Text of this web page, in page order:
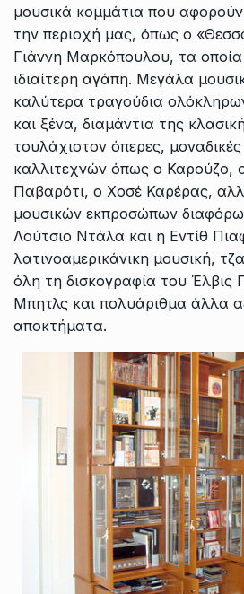
μουσικά κομμάτια που
την περιοχή μας, όπως ο
Γιάννη Μαρκόπουλου, τα οποία
ιδιαίτερη αγάπη. Μεγάλα
καλύτερα τραγούδια
και ξένα, διαμάντια της
τουλάχιστον όπερες, μοναδικές
καλλιτεχνών όπως ο Καρούζο,
Παβαρότι, ο Χοσέ Καρέρας,
μουσικών εκπροσώπων
Λούτσιο Ντάλα και η Εντίθ
λατινοαμερικάνικη μουσική,
όλη τη δισκογραφία του Έλβις
Μπητλς και πολυάριθμα άλλα
αποκτήματα.